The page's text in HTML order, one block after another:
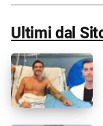
Sito
Ultimi dal